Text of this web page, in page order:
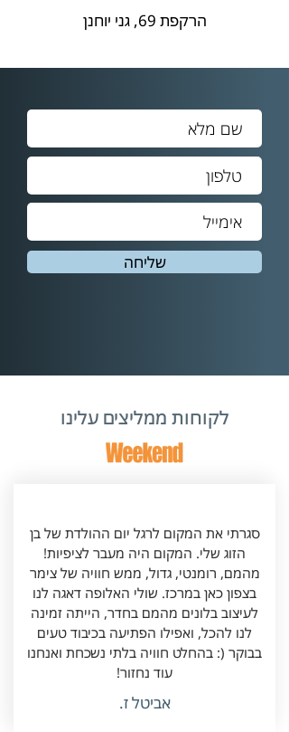
הרקפת 69, גני יוחנן
שליחה
לקוחות ממליצים עלינו
​סגרתי את המקום לרגל יום ההולדת של בן
הזוג שלי. המקום היה מעבר לציפיות!
מהמם, רומנטי, גדול, ממש חוויה של צימר
בצפון כאן במרכז. שולי האלופה דאגה לנו
לעיצוב בלונים מהמם בחדר, הייתה זמינה
לנו להכל, ואפילו הפתיעה בכיבוד טעים
בבוקר (: בהחלט חוויה בלתי נשכחת ואנחנו
עוד נחזור!
אביטל ז.